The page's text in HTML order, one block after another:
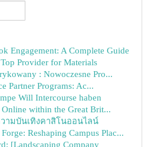
Engagement: A Complete Guide
Provider for Materials
: Nowoczesne Pro...
Partner Programs: Ac...
Will Intercourse haben
within the Great Brit...
ามบันเทิงคาสิโนออนไลน์
Reshaping Campus Plac...
[Landscaping Company